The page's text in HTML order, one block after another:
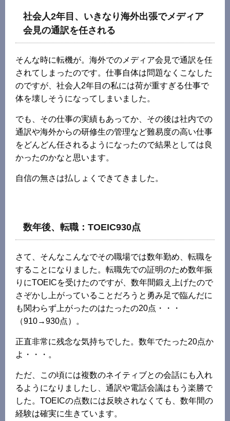
社会人2年目、いきなり海外出張でメディア
会見の通訳を任される
そんな時に転機が。海外でのメディア会見で通訳を任
されてしまったのです。仕事自体は問題なくこなした
のですが、社会人2年目の私には荷が重すぎる仕事で
体を壊しそうになってしまいました。
でも、その仕事の実績もあってか、その後は社内での
通訳や海外からの研修生の管理など難易度の高い仕事
をどんどん任されるようになったので結果としては良
かったのかなと思います。
自信の無さは払しょくできてきました。
数年後、転職：TOEIC930点
さて、そんなこんなでその職場では数年勤め、転職を
することになりました。転職先での証明のため数年振
りにTOEICを受けたのですが、数年間鍛え上げたので
さぞかし上がっていることだろうと勇み足で臨んだに
も関わらず上がったのはたったの20点・・・
（910→930点）。
正直非常に残念な気持ちでした。数年でたった20点か
よ・・・。
ただ、この頃には複数のネイティブとの会話にも入れ
るようになりましたし、通訳や電話会議はもう楽勝で
した。TOEICの点数には反映されなくても、数年間の
経験は確実に生きています。